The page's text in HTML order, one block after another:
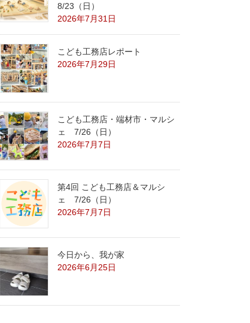
8/23（日）
2026年7月31日
こども工務店レポート
2026年7月29日
こども工務店・端材市・マルシ
ェ 7/26（日）
2026年7月7日
第4回 こども工務店＆マルシ
ェ 7/26（日）
2026年7月7日
今日から、我が家
2026年6月25日